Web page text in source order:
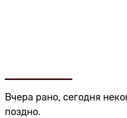
Вчера рано, сегодня
поздно.